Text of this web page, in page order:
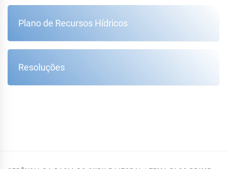
Plano de Recursos Hídricos
Resoluções